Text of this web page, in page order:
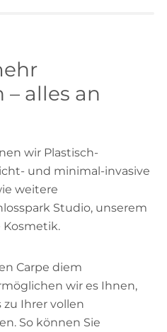
alles an
wir Plastisch-
und minimal-invasive
weitere
Studio, unserem
Carpe diem
wir es Ihnen,
Ihrer vollen
So können Sie